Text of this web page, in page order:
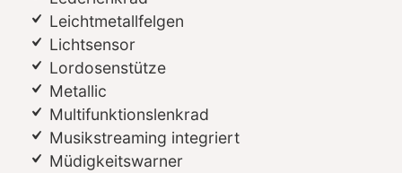
Leichtmetallfelgen
Lichtsensor
Lordosenstütze
Metallic
Multifunktionslenkrad
Musikstreaming integriert
Müdigkeitswarner